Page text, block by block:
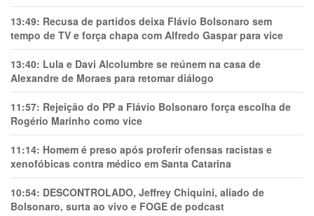
13:49: Recusa de partidos deixa Flávio Bolsonaro sem
tempo de TV e força chapa com Alfredo Gaspar para vice
13:40: Lula e Davi Alcolumbre se reúnem na casa de
Alexandre de Moraes para retomar diálogo
11:57: Rejeição do PP a Flávio Bolsonaro força escolha de
Rogério Marinho como vice
11:14: Homem é preso após proferir ofensas racistas e
xenofóbicas contra médico em Santa Catarina
10:54: DESCONTROLADO, Jeffrey Chiquini, aliado de
Bolsonaro, surta ao vivo e FOGE de podcast